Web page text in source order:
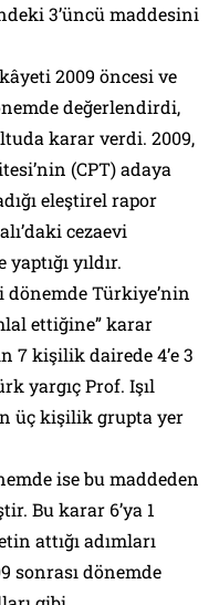
3’üncü maddesini
2009 öncesi ve
değerlendirdi,
karar verdi. 2009,
(CPT) adaya
eleştirel rapor
cezaevi
yıldır.
dönemde Türkiye’nin
ettiğine” karar
7 kişilik dairede 4’e 3
yargıç Prof. Işıl
üç kişilik grupta yer
ise bu maddeden
Bu karar 6’ya 1
attığı adımları
sonrası dönemde